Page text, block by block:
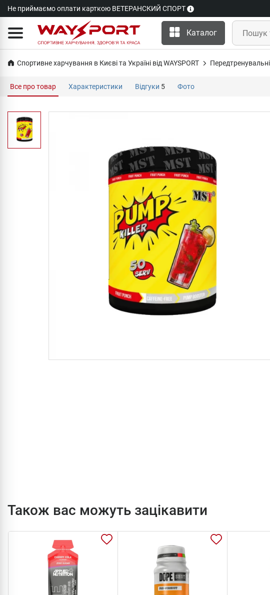
Не приймаємо оплати карткою ВЕТЕРАНСКИЙ СПОРТ
Каталог
Спортивне харчування в Києві та Україні від WAYSPORT
Все про товар Характеристики Відгуки 5 Фото
Також вас можуть зацікавити